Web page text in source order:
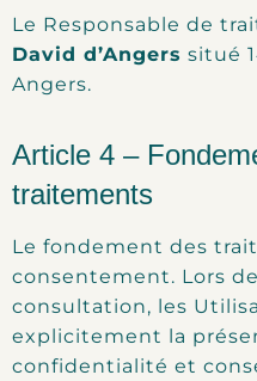
Le Responsable de
David d’Angers situé
Angers.
Article 4 –
traitements
Le fondement des
consentement. Lors
consultation, les
explicitement la
confidentialité et